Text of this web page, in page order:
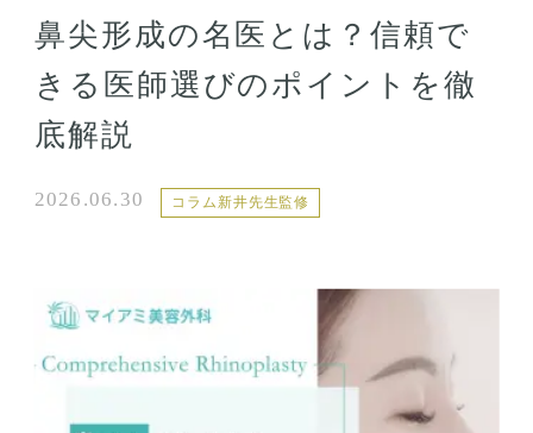
鼻尖形成の名医とは？信頼で
きる医師選びのポイントを徹
底解説
2026.06.30 コラム新井先生監修